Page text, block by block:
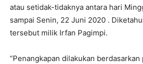
atau setidak-tidaknya antara hari
sampai Senin, 22 Juni 2020 .
tersebut milik Irfan Pagimpi.
“Penangkapan dilakukan